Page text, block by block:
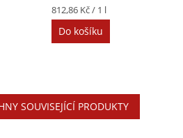
Měrná
cena:
812,86 Kč / 1 l
Do košíku
SOUVISEJÍCÍ PRODUKTY